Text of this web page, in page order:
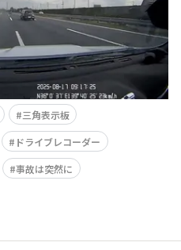
三角表示板
ドライブレコーダー
事故は突然に